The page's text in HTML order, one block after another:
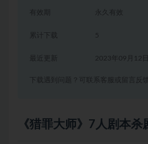
有效期 永久有效
累计下载 5
2023年09月12日
下载遇到问题？可联系客服或留言反馈
《猎罪大师》7人剧本杀